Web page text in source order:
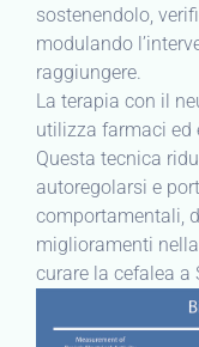
sostenendolo,
modulando
raggiungere.
La terapia con il
utilizza farmaci ed
Questa tecnica
autoregolarsi e
comportamentali,
miglioramenti
curare la cefalea a